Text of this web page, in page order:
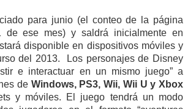
para junio (el conteo de la página
de ese mes) y saldrá inicialmente en
disponible en dispositivos móviles y
del 2013. Los personajes de Disney
e interactuar en un mismo juego” a
de Windows, PS3, Wii, Wii U y Xbox
y móviles. El juego tendrá un modo